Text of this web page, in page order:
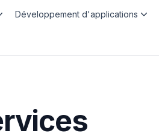
Développement d'applications